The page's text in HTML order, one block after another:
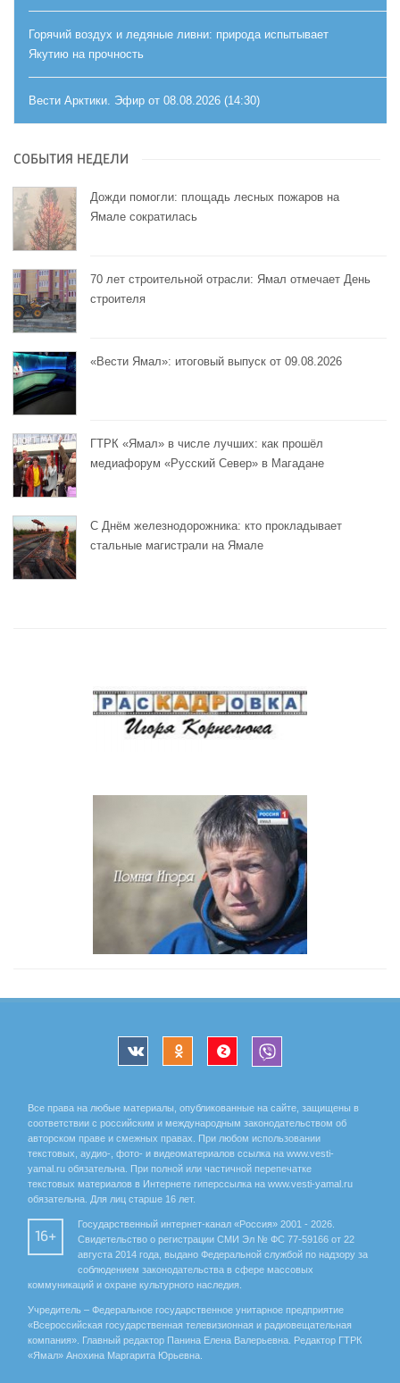
Горячий воздух и ледяные ливни: природа испытывает
Якутию на прочность
Вести Арктики. Эфир от 08.08.2026 (14:30)
СОБЫТИЯ НЕДЕЛИ
Дожди помогли: площадь лесных пожаров на
Ямале сократилась
70 лет строительной отрасли: Ямал отмечает День
строителя
«Вести Ямал»: итоговый выпуск от 09.08.2026
ГТРК «Ямал» в числе лучших: как прошёл
медиафорум «Русский Север» в Магадане
С Днём железнодорожника: кто прокладывает
стальные магистрали на Ямале
Все права на любые материалы, опубликованные на сайте, защищены в
соответствии с российским и международным законодательством об
авторском праве и смежных правах. При любом использовании
текстовых, аудио-, фото- и видеоматериалов ссылка на www.vesti-
yamal.ru обязательна. При полной или частичной перепечатке
текстовых материалов в Интернете гиперссылка на www.vesti-yamal.ru
обязательна. Для лиц старше 16 лет.
16+
Государственный интернет-канал «Россия» 2001 - 2026.
Свидетельство о регистрации СМИ Эл № ФС 77-59166 от 22
августа 2014 года, выдано Федеральной службой по надзору за
соблюдением законодательства в сфере массовых
коммуникаций и охране культурного наследия.
Учредитель – Федеральное государственное унитарное предприятие
«Всероссийская государственная телевизионная и радиовещательная
компания». Главный редактор Панина Елена Валерьевна. Редактор ГТРК
«Ямал» Анохина Маргарита Юрьевна.